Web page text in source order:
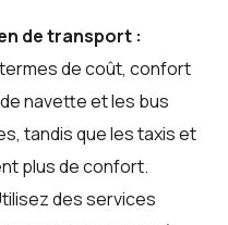
de transport :
de coût, confort
navette et les bus
tandis que les taxis et
plus de confort.
des services